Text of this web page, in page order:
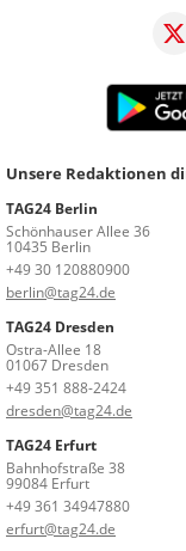
Unsere Redaktionen
TAG24 Berlin
Schönhauser Allee 36
10435 Berlin
+49 30 120880900
berlin@tag24.de
TAG24 Dresden
Ostra-Allee 18
01067 Dresden
+49 351 888-2424
dresden@tag24.de
TAG24 Erfurt
Bahnhofstraße 38
99084 Erfurt
+49 361 34947880
erfurt@tag24.de